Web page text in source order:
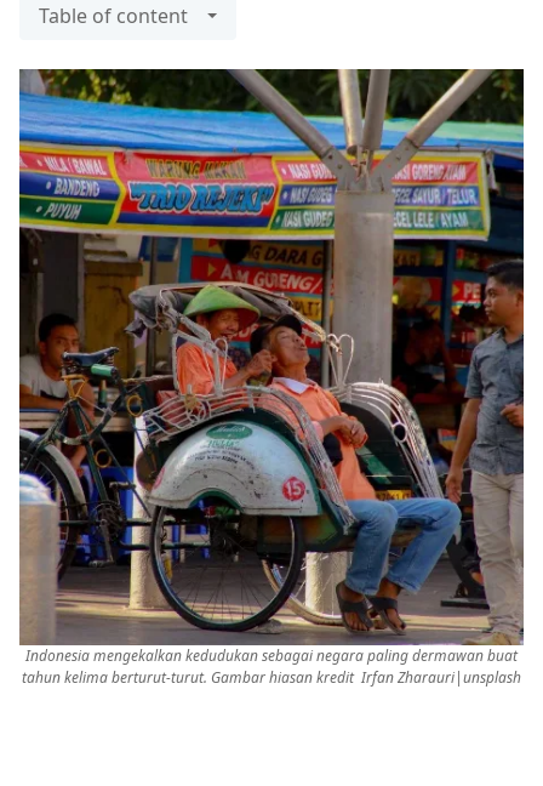
Table of content
Indonesia mengekalkan kedudukan sebagai negara paling dermawan buat
tahun kelima berturut-turut. Gambar hiasan kredit Irfan Zharauri|unsplash